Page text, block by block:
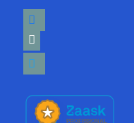
facebook2
linkedin-
twitter